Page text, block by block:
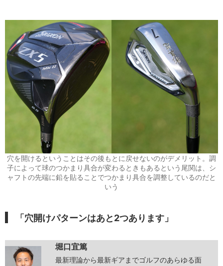
穴を開けるということはその後もとに戻せないのがデメリット。調
子によって球のつかまり具合が変わるときもあるという尾関は、シ
ャフトの先端に鉛を貼ることでつかまり具合を調整しているのだと
いう
「穴開けパターンはあと2つあります」
堀口宜篤
最新理論から最新ギアまでゴルフのあらゆる面